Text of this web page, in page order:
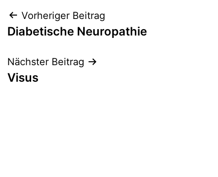
Beitragsnavigation
Vorheriger Beitrag
Diabetische Neuropathie
Nächster Beitrag
Visus